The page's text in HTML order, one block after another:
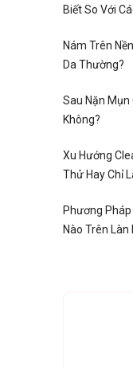
Biết So Với
Nám Trên
Da Thường?
Sau Nặn
Không?
Xu Hướng
Thử Hay Chỉ
Phương
Nào Trên Làn